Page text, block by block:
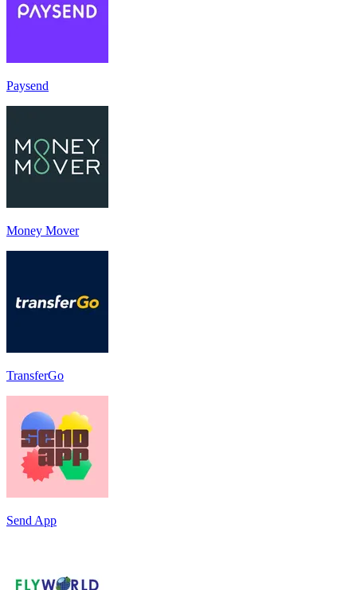
Paysend
Money Mover
TransferGo
Send App